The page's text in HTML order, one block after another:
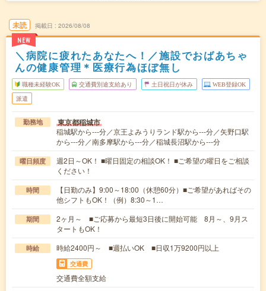
未読
NEW
掲載日 2026/08/08
＼病院に疲れたあなたへ！／施設でおばあちゃ
んの健康管理＊医療行為ほぼ無し
職種未経験OK 交通費別途支給あり 土日祝日が休み WEB登録OK
派遣
勤務地 東京都稲城市
稲城駅から---分／京王よみうりランド駅から---分／矢野口駅
から---分／南多摩駅から---分／稲城長沼駅から---分
曜日頻度
週2日～OK！ ■曜日固定の相談OK！ ■ご希望の曜日をご相談
ください！
時間
【日勤のみ】9:00～18:00（休憩60分）■ご希望があればその
他シフトもOK！（例）8:30～1…
期間
2ヶ月～ ■ご応募から最短3日後に開始可能 8月～、9月ス
タートもOK！
時給 時給2400円～ ■週払いOK ■日収1万9200円以上
交通費
交通費全額支給